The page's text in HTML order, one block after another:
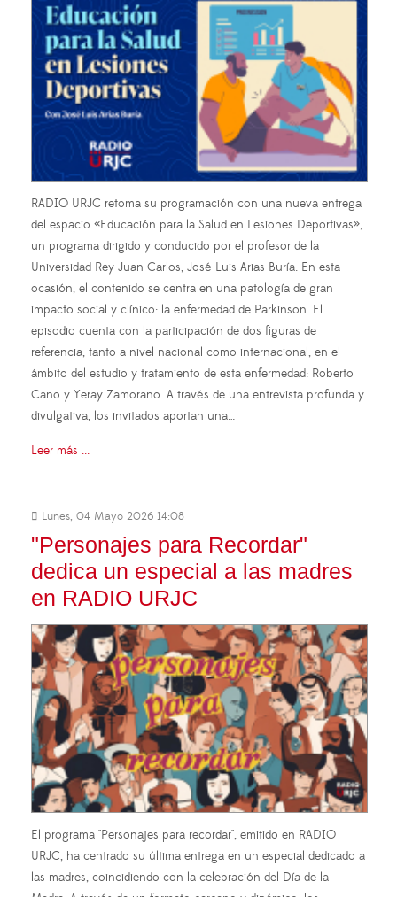
RADIO URJC retoma su programación con una nueva entrega
del espacio «Educación para la Salud en Lesiones Deportivas»,
un programa dirigido y conducido por el profesor de la
Universidad Rey Juan Carlos, José Luis Arias Buría. En esta
ocasión, el contenido se centra en una patología de gran
impacto social y clínico: la enfermedad de Parkinson. El
episodio cuenta con la participación de dos figuras de
referencia, tanto a nivel nacional como internacional, en el
ámbito del estudio y tratamiento de esta enfermedad: Roberto
Cano y Yeray Zamorano. A través de una entrevista profunda y
divulgativa, los invitados aportan una…
Leer más ...
Lunes, 04 Mayo 2026 14:08
"Personajes para Recordar"
dedica un especial a las madres
en RADIO URJC
El programa "Personajes para recordar", emitido en RADIO
URJC, ha centrado su última entrega en un especial dedicado a
las madres, coincidiendo con la celebración del Día de la